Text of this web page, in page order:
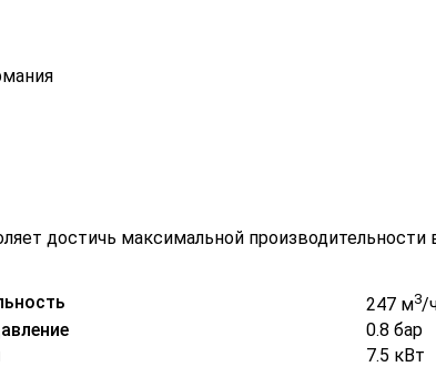
достичь максимальной
247 м3/
0.8 бар
7.5 кВт